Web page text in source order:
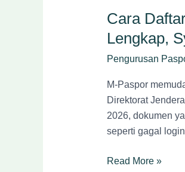
Cara
Lengkap,
Pengurusan
M-Paspor
Direktorat
2026, dokumen
seperti gagal
Login
Read More »